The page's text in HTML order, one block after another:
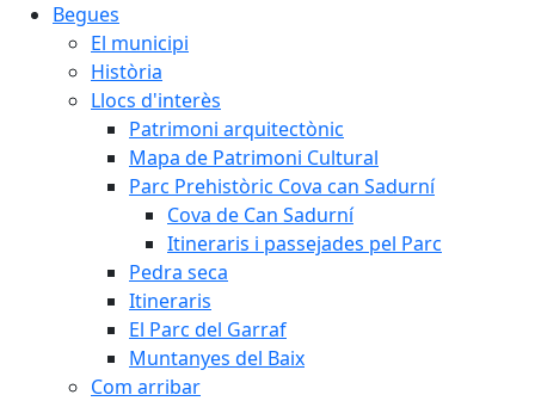
Begues
El municipi
Història
Llocs d'interès
Patrimoni arquitectònic
Mapa de Patrimoni Cultural
Parc Prehistòric Cova can Sadurní
Cova de Can Sadurní
Itineraris i passejades pel Parc
Pedra seca
Itineraris
El Parc del Garraf
Muntanyes del Baix
Com arribar